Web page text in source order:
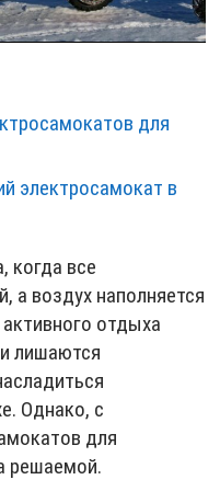
для
электросамокат в
когда все
а воздух наполняется
отдыха
лишаются
Однако, с
для
решаемой.